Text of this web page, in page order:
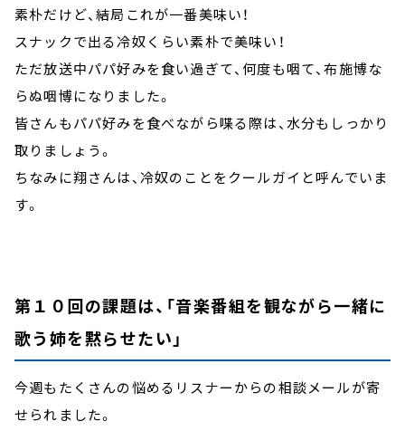
素朴だけど、結局これが一番美味い！
スナックで出る冷奴くらい素朴で美味い！
ただ放送中パパ好みを食い過ぎて、何度も咽て、布施博な
らぬ咽博になりました。
皆さんもパパ好みを食べながら喋る際は、水分もしっかり
取りましょう。
ちなみに翔さんは、冷奴のことをクールガイと呼んでいま
す。
第１０回の課題は、「音楽番組を観ながら一緒に
歌う姉を黙らせたい」
今週もたくさんの悩めるリスナーからの相談メールが寄
せられました。